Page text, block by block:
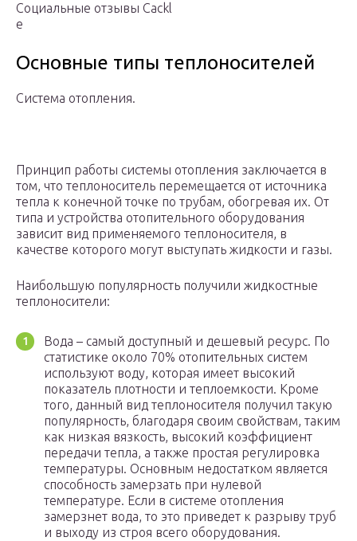
Социальные отзывы Cackl
e
Основные типы теплоносителей
Система отопления.
Принцип работы системы отопления заключается в
том, что теплоноситель перемещается от источника
тепла к конечной точке по трубам, обогревая их. От
типа и устройства отопительного оборудования
зависит вид применяемого теплоносителя, в
качестве которого могут выступать жидкости и газы.
Наибольшую популярность получили жидкостные
теплоносители:
Вода – самый доступный и дешевый ресурс. По
статистике около 70% отопительных систем
используют воду, которая имеет высокий
показатель плотности и теплоемкости. Кроме
того, данный вид теплоносителя получил такую
популярность, благодаря своим свойствам, таким
как низкая вязкость, высокий коэффициент
передачи тепла, а также простая регулировка
температуры. Основным недостатком является
способность замерзать при нулевой
температуре. Если в системе отопления
замерзнет вода, то это приведет к разрыву труб
и выходу из строя всего оборудования.